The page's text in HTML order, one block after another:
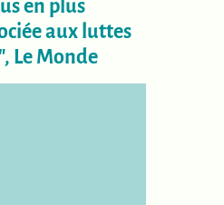
en plus
aux luttes
Le Monde